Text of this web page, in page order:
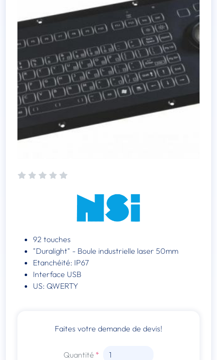
92 touches
"Duralight" - Boule industrielle laser 50mm
Etanchéité: IP67
Interface USB
US: QWERTY
Faites votre demande de devis!
Quantité